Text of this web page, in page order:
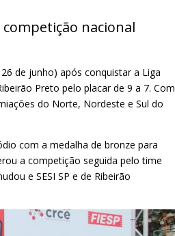
nacional
de junho) após conquistar a Liga
Preto pelo placar de 9 a 7. Com
do Norte, Nordeste e Sul do
com a medalha de bronze para
a competição seguida pelo time
e SESI SP e de Ribeirão